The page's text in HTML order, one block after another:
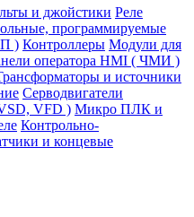
и джойстики Реле
программируемые
) Контроллеры Модули для
оператора HMI ( ЧМИ )
и источники
Серводвигатели
VFD ) Микро ПЛК и
Контрольно-
и концевые